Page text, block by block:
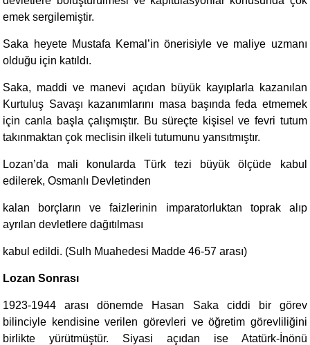
emek sergilemiştir.
Saka heyete Mustafa Kemal’in önerisiyle ve maliye uzmanı
olduğu için katıldı.
Saka, maddi ve manevi açıdan büyük kayıplarla kazanılan
Kurtuluş Savaşı kazanımlarını masa başında feda etmemek
için canla başla çalışmıştır. Bu süreçte kişisel ve fevri tutum
takınmaktan çok meclisin ilkeli tutumunu yansıtmıştır.
Lozan’da mali konularda Türk tezi büyük ölçüde kabul
edilerek, Osmanlı Devletinden
kalan borçların ve faizlerinin imparatorluktan toprak alıp
ayrılan devletlere dağıtılması
kabul edildi. (Sulh Muahedesi Madde 46-57 arası)
Lozan Sonrası
1923-1944 arası dönemde Hasan Saka ciddi bir görev
bilinciyle kendisine verilen görevleri ve öğretim görevliliğini
birlikte yürütmüştür. Siyasi açıdan ise Atatürk-İnönü